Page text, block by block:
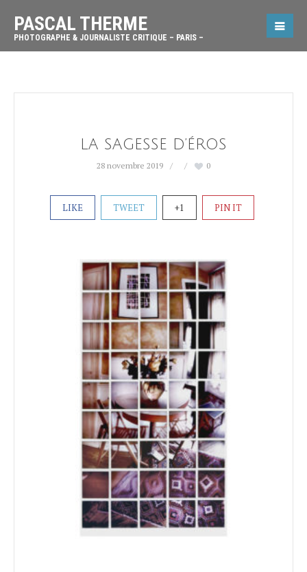
PASCAL THERME
PHOTOGRAPHE & JOURNALISTE CRITIQUE – PARIS –
LA SAGESSE D’ÉROS
28 novembre 2019 0
LIKE TWEET +1 PIN IT